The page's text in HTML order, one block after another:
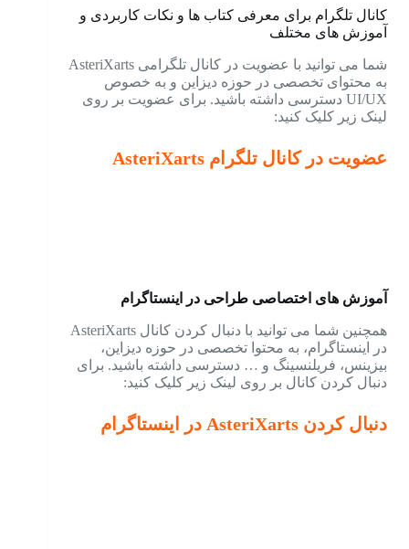
کانال تلگرام برای معرفی کتاب ها و نکات کاربردی و
آموزش های مختلف
شما می توانید با عضویت در کانال تلگرامی AsteriXarts
به محتوای تخصصی در حوزه دیزاین و به خصوص
UI/UX دسترسی داشته باشید. برای عضویت بر روی
لینک زیر کلیک کنید:
عضویت در کانال تلگرام AsteriXarts
آموزش های اختصاصی طراحی در اینستاگرام
همچنین شما می توانید با دنبال کردن کانال AsteriXarts
در اینستاگرام، به محتوا تخصصی در حوزه دیزاین،
بیزینس، فریلنسینگ و … دسترسی داشته باشید. برای
دنبال کردن کانال بر روی لینک زیر کلیک کنید:
دنبال کردن AsteriXarts در اینستاگرام